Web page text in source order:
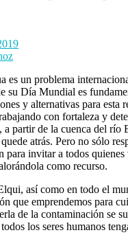
es un problema
su Día Mundial es
y alternativas para esta
con fortaleza y
a partir de la cuenca del
atrás. Pero no sólo
para invitar a todos
como recurso.
así como en todo el
que emprendemos para
de la contaminación se
los seres humanos